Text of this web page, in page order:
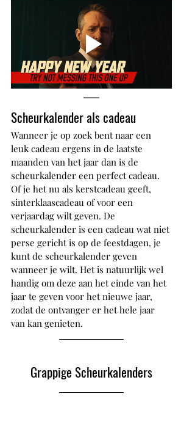
Scheurkalender als cadeau
Wanneer je op zoek bent naar een
leuk cadeau ergens in de laatste
maanden van het jaar dan is de
scheurkalender een perfect cadeau.
Of je het nu als kerstcadeau geeft,
sinterklaascadeau of voor een
verjaardag wilt geven. De
scheurkalender is een cadeau wat niet
perse gericht is op de feestdagen, je
kunt de scheurkalender geven
wanneer je wilt. Het is natuurlijk wel
handig om deze aan het einde van het
jaar te geven voor het nieuwe jaar,
zodat de ontvanger er het hele jaar
van kan genieten.
Grappige Scheurkalenders